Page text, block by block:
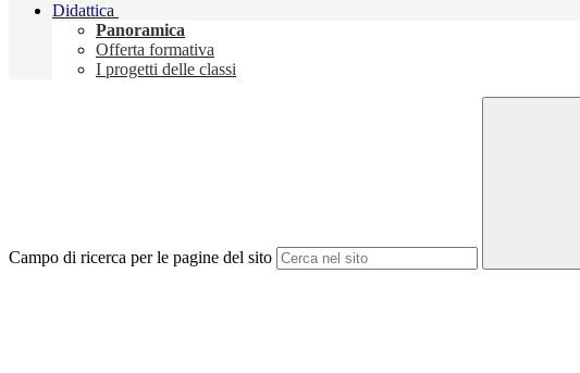
Didattica
Panoramica
Offerta formativa
I progetti delle classi
Campo di ricerca per le pagine del sito